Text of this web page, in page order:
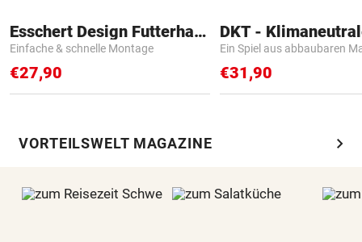
Esschert Design Futterhaus
Einfache & schnelle Montage
€27,90
Ein Spiel aus abbaubaren
€31,90
VORTEILSWELT MAGAZINE chevron_right